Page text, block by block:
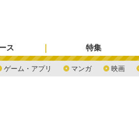
ス
ゲーム・アプリ マンガ 映画
特集